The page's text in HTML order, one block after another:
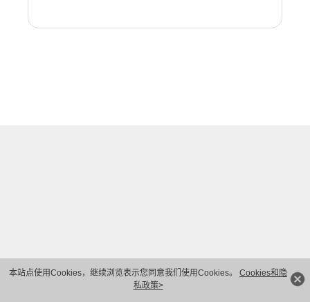
本站点使用Cookies，继续浏览表示您同意我们使用Cookies。 Cookies和隐
私政策>